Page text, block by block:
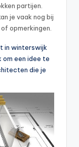
partijen.
je vaak nog bij
opmerkingen.
in winterswijk
een idee te
die je